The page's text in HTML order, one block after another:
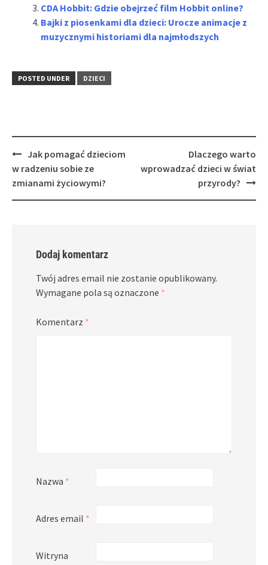
CDA Hobbit: Gdzie obejrzeć film Hobbit online?
Bajki z piosenkami dla dzieci: Urocze animacje z
muzycznymi historiami dla najmłodszych
POSTED UNDER DZIECI
Post
navigation
Jak pomagać dzieciom
w radzeniu sobie ze
zmianami życiowymi?
Dlaczego warto
wprowadzać dzieci w świat
przyrody?
Dodaj komentarz
Twój adres email nie zostanie opublikowany.
Wymagane pola są oznaczone *
Komentarz *
Nazwa *
Adres email *
Witryna